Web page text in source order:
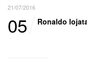
21/07/2016
05 Ronaldo